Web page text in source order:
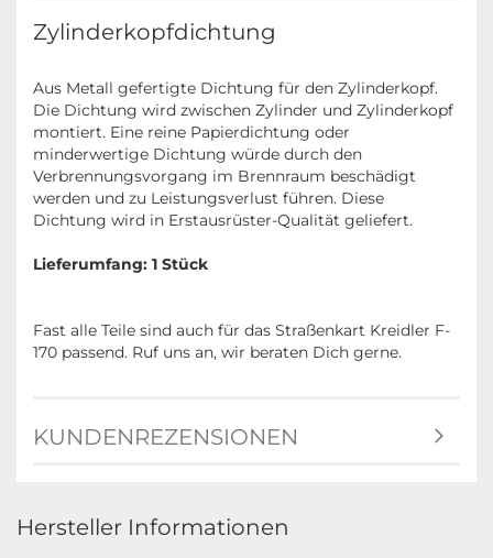
Zylinderkopfdichtung
Aus Metall gefertigte Dichtung für den Zylinderkopf.
Die Dichtung wird zwischen Zylinder und Zylinderkopf
montiert. Eine reine Papierdichtung oder
minderwertige Dichtung würde durch den
Verbrennungsvorgang im Brennraum beschädigt
werden und zu Leistungsverlust führen. Diese
Dichtung wird in Erstausrüster-Qualität geliefert.
Lieferumfang: 1 Stück
Fast alle Teile sind auch für das Straßenkart Kreidler F-
170 passend. Ruf uns an, wir beraten Dich gerne.
KUNDENREZENSIONEN
Hersteller Informationen